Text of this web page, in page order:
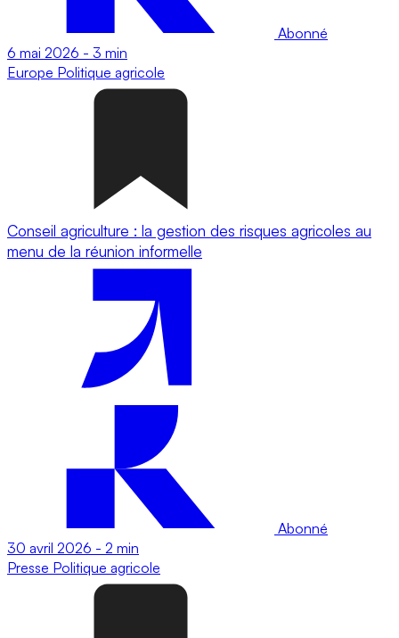
Abonné
6 mai 2026 - 3 min
Europe Politique agricole
Conseil agriculture : la gestion des risques agricoles au
menu de la réunion informelle
Abonné
30 avril 2026 - 2 min
Presse Politique agricole